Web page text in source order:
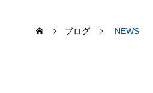
ブログ NEWS